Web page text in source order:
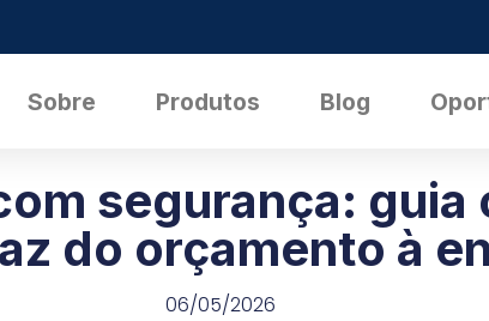
Sobre Produtos Blog
segurança: guia
do orçamento à
06/05/2026